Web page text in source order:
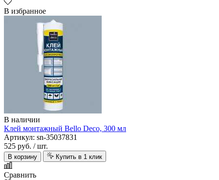
В избранное
В наличии
Клей монтажный Bello Deco, 300 мл
Артикул: sn-35037831
525 руб. / шт.
В корзину Купить в 1 клик
Сравнить